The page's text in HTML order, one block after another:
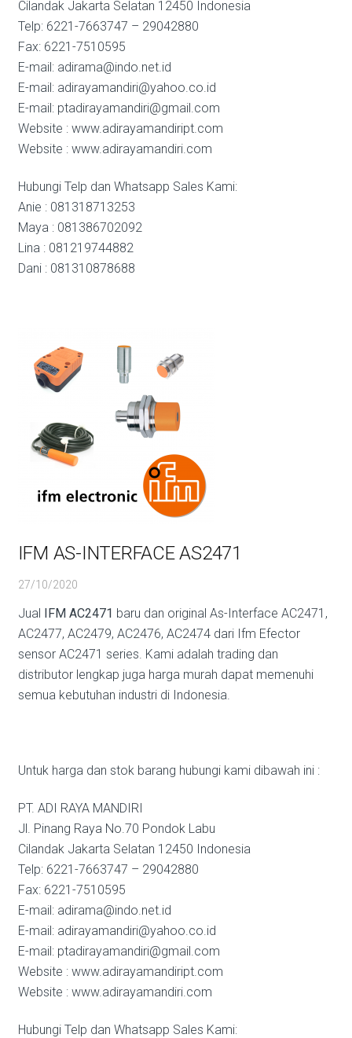
Cilandak Jakarta Selatan 12450 Indonesia
Telp: 6221-7663747 – 29042880
Fax: 6221-7510595
E-mail: adirama@indo.net.id
E-mail: adirayamandiri@yahoo.co.id
E-mail: ptadirayamandiri@gmail.com
Website : www.adirayamandiript.com
Website : www.adirayamandiri.com
Hubungi Telp dan Whatsapp Sales Kami:
Anie : 081318713253
Maya : 081386702092
Lina : 081219744882
Dani : 081310878688
IFM AS-INTERFACE AS2471
27/10/2020
Jual IFM AC2471 baru dan original As-Interface AC2471,
AC2477, AC2479, AC2476, AC2474 dari Ifm Efector
sensor AC2471 series. Kami adalah trading dan
distributor lengkap juga harga murah dapat memenuhi
semua kebutuhan industri di Indonesia.
Untuk harga dan stok barang hubungi kami dibawah ini :
PT. ADI RAYA MANDIRI
Jl. Pinang Raya No.70 Pondok Labu
Cilandak Jakarta Selatan 12450 Indonesia
Telp: 6221-7663747 – 29042880
Fax: 6221-7510595
E-mail: adirama@indo.net.id
E-mail: adirayamandiri@yahoo.co.id
E-mail: ptadirayamandiri@gmail.com
Website : www.adirayamandiript.com
Website : www.adirayamandiri.com
Hubungi Telp dan Whatsapp Sales Kami: